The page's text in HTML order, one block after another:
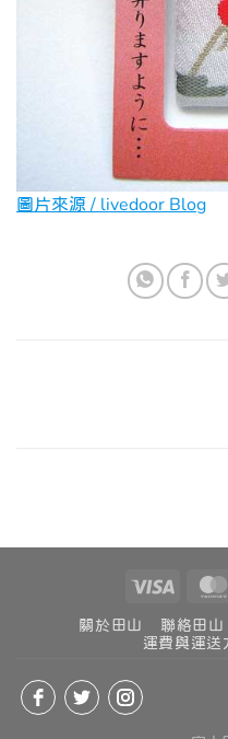
圖片來源 / livedoor Blog
關於田山 聯絡田山
運費與運送